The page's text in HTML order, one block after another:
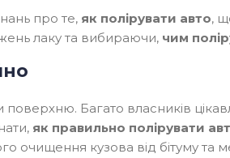
про те, як полірувати авто,
лаку та вибираючи, чим
Багато власників
як правильно полірувати
очищення кузова від бітуму та